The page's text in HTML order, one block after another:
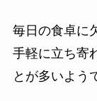
毎日の食卓に
手軽に立ち寄
とが多いよう